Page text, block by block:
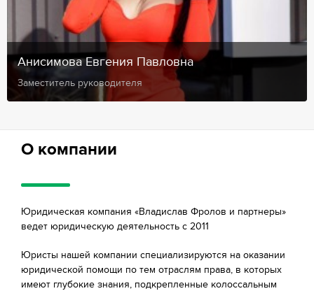
Анисимова Евгения Павловна
Заместитель руководителя
О компании
Юридическая компания «Владислав Фролов и партнеры»
ведет юридическую деятельность с 2011
Юристы нашей компании специализируются на оказании
юридической помощи по тем отраслям права, в которых
имеют глубокие знания, подкрепленные колоссальным